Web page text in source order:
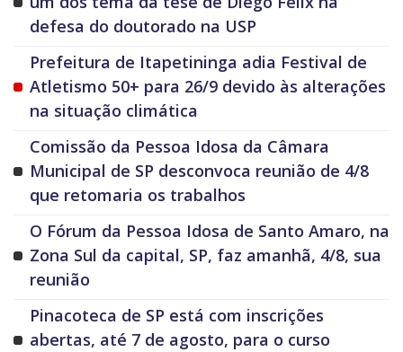
defesa do doutorado na USP
Prefeitura de Itapetininga adia Festival de
Atletismo 50+ para 26/9 devido às alterações
na situação climática
Comissão da Pessoa Idosa da Câmara
Municipal de SP desconvoca reunião de 4/8
que retomaria os trabalhos
O Fórum da Pessoa Idosa de Santo Amaro, na
Zona Sul da capital, SP, faz amanhã, 4/8, sua
reunião
Pinacoteca de SP está com inscrições
abertas, até 7 de agosto, para o curso